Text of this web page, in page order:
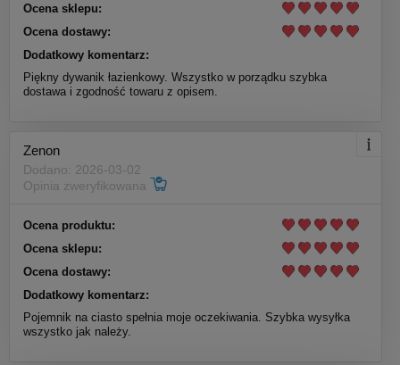
Ocena sklepu:
Ocena dostawy:
Dodatkowy komentarz:
Piękny dywanik łazienkowy. Wszystko w porządku szybka
dostawa i zgodność towaru z opisem.
Zenon
Dodano: 2026-03-02
Opinia zweryfikowana
Ocena produktu:
Ocena sklepu:
Ocena dostawy:
Dodatkowy komentarz:
Pojemnik na ciasto spełnia moje oczekiwania. Szybka wysyłka
wszystko jak należy.